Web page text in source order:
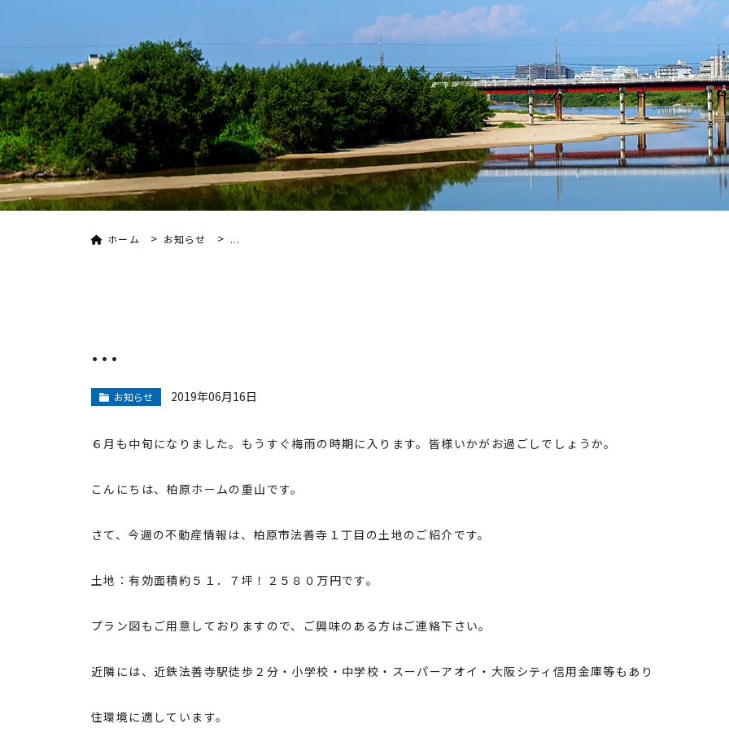
ホーム > お知らせ > ...
...
お知らせ 2019年06月16日
６月も中旬になりました。もうすぐ梅雨の時期に入ります。皆様いかがお過ごしでしょうか。
こんにちは、柏原ホームの重山です。
さて、今週の不動産情報は、柏原市法善寺１丁目の土地のご紹介です。
土地：有効面積約５１．７坪！２５８０万円です。
プラン図もご用意しておりますので、ご興味のある方はご連絡下さい。
近隣には、近鉄法善寺駅徒歩２分・小学校・中学校・スーパーアオイ・大阪シティ信用金庫等もあり
住環境に適しています。